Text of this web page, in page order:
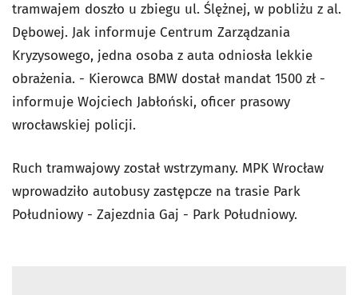
tramwajem doszło u zbiegu ul. Ślężnej, w pobliżu z al.
Dębowej. Jak informuje Centrum Zarządzania
Kryzysowego, jedna osoba z auta odniosła lekkie
obrażenia. - Kierowca BMW dostał mandat 1500 zł -
informuje Wojciech Jabłoński, oficer prasowy
wrocławskiej policji.
Ruch tramwajowy został wstrzymany. MPK Wrocław
wprowadziło autobusy zastępcze na trasie Park
Południowy - Zajezdnia Gaj - Park Południowy.